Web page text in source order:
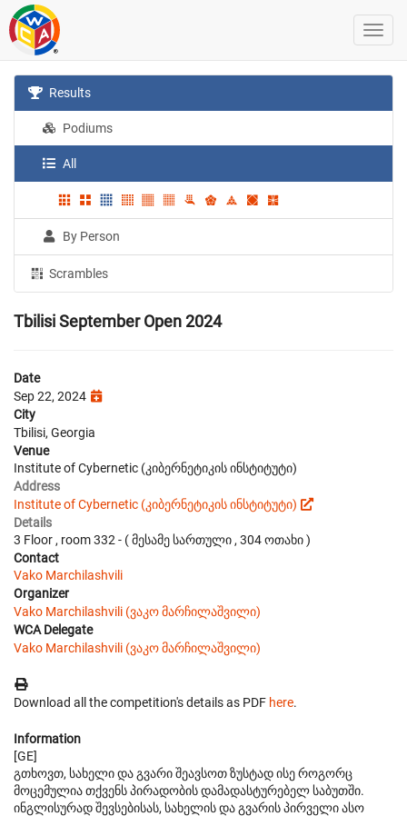
Results
Podiums
All
By Person
Scrambles
Tbilisi September Open 2024
Date
Sep 22, 2024
City
Tbilisi, Georgia
Venue
Institute of Cybernetic (კიბერნეტიკის ინსტიტუტი)
Address
Institute of Cybernetic (კიბერნეტიკის ინსტიტუტი)
Details
3 Floor , room 332 - ( მესამე სართული , 304 ოთახი )
Contact
Vako Marchilashvili
Organizer
Vako Marchilashvili (ვაკო მარჩილაშვილი)
WCA Delegate
Vako Marchilashvili (ვაკო მარჩილაშვილი)
Download all the competition's details as PDF here.
Information
[GE]
გთხოვთ, სახელი და გვარი შეავსოთ ზუსტად ისე როგორც
მოცემულია თქვენს პირადობის დამადასტურებელ საბუთში.
ინგლისურად შევსებისას, სახელის და გვარის პირველი ასო